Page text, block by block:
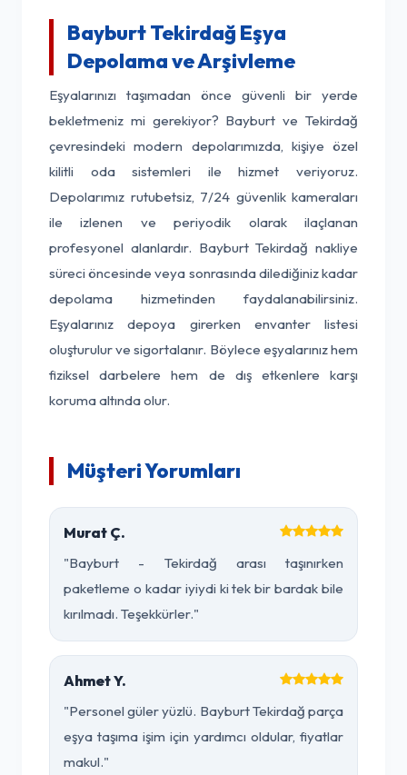
Bayburt Tekirdağ Eşya
Depolama ve Arşivleme
Eşyalarınızı taşımadan önce güvenli bir yerde
bekletmeniz mi gerekiyor? Bayburt ve Tekirdağ
çevresindeki modern depolarımızda, kişiye özel
kilitli oda sistemleri ile hizmet veriyoruz.
Depolarımız rutubetsiz, 7/24 güvenlik kameraları
ile izlenen ve periyodik olarak ilaçlanan
profesyonel alanlardır. Bayburt Tekirdağ nakliye
süreci öncesinde veya sonrasında dilediğiniz kadar
depolama hizmetinden faydalanabilirsiniz.
Eşyalarınız depoya girerken envanter listesi
oluşturulur ve sigortalanır. Böylece eşyalarınız hem
fiziksel darbelere hem de dış etkenlere karşı
koruma altında olur.
Müşteri Yorumları
Murat Ç.
"Bayburt - Tekirdağ arası taşınırken
paketleme o kadar iyiydi ki tek bir bardak bile
kırılmadı. Teşekkürler."
Ahmet Y.
"Personel güler yüzlü. Bayburt Tekirdağ parça
eşya taşıma işim için yardımcı oldular, fiyatlar
makul."